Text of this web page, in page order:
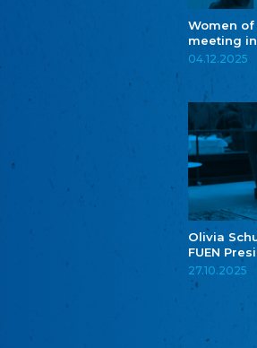
Women
meeting
04.12.2025
Olivia
FUEN
27.10.2025